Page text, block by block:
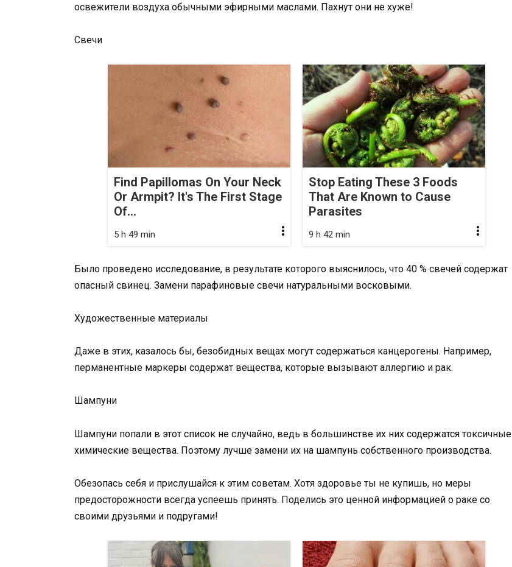
освежители воздуха обычными эфирными маслами. Пахнут они не хуже!
Свечи
Find Papillomas On Your Neck
Or Armpit? It's The First Stage
Of...
5 h 49 min
Stop Eating These 3 Foods
That Are Known to Cause
Parasites
9 h 42 min
Было проведено исследование, в результате которого выяснилось, что 40 % свечей содержат
опасный свинец. Замени парафиновые свечи натуральными восковыми.
Художественные материалы
Даже в этих, казалось бы, безобидных вещах могут содержаться канцерогены. Например,
перманентные маркеры содержат вещества, которые вызывают аллергию и рак.
Шампуни
Шампуни попали в этот список не случайно, ведь в большинстве их них содержатся токсичные
химические вещества. Поэтому лучше замени их на шампунь собственного производства.
Обезопась себя и прислушайся к этим советам. Хотя здоровье ты не купишь, но меры
предосторожности всегда успеешь принять. Поделись это ценной информацией о раке со
своими друзьями и подругами!